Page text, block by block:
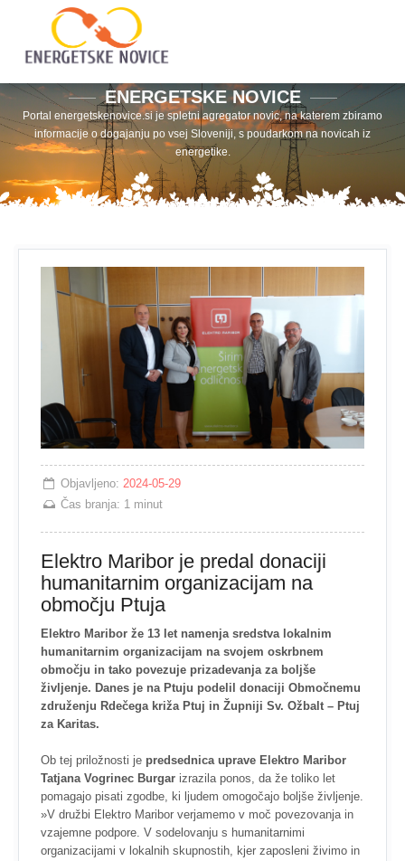
ENERGETSKE NOVICE
Portal energetskenovice.si je spletni agregator novic, na katerem zbiramo
informacije o dogajanju po vsej Sloveniji, s poudarkom na novicah iz
energetike.
Objavljeno:2024-05-29
Čas branja: 1 minut
Elektro Maribor je predal donaciji
humanitarnim organizacijam na
območju Ptuja
Elektro Maribor že 13 let namenja sredstva lokalnim
humanitarnim organizacijam na svojem oskrbnem
območju in tako povezuje prizadevanja za boljše
življenje. Danes je na Ptuju podelil donaciji Območnemu
združenju Rdečega križa Ptuj in Župniji Sv. Ožbalt – Ptuj
za Karitas.
Ob tej priložnosti je predsednica uprave Elektro Maribor
Tatjana Vogrinec Burgar izrazila ponos, da že toliko let
pomagajo pisati zgodbe, ki ljudem omogočajo boljše življenje.
»V družbi Elektro Maribor verjamemo v moč povezovanja in
vzajemne podpore. V sodelovanju s humanitarnimi
organizacijami v lokalnih skupnostih, kjer zaposleni živimo in